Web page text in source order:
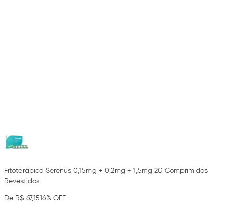
Fitoterápico Serenus 0,15mg + 0,2mg + 1,5mg 20 Comprimidos
Revestidos
De R$ 67,1516% OFF